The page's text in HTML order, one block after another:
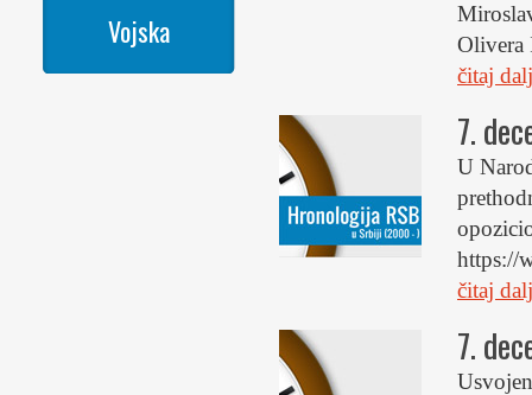
Vojska
Olivera
čitaj
7.
U
https://
čitaj
7.